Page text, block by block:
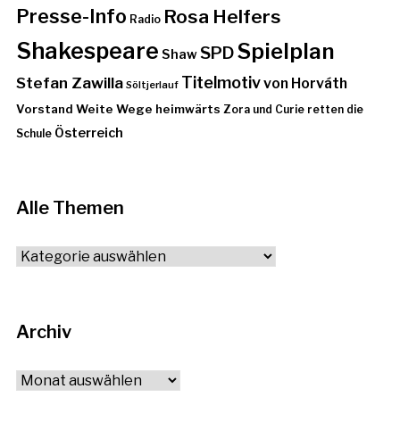
Presse-Info Radio Rosa Helfers
Shakespeare ShawSPDSpielplan
Stefan Zawilla Söltjerlauf Titelmotivvon Horváth
Vorstand Weite Wege heimwärts Zora und Curie retten die
Schule Österreich
Alle Themen
Alle
Archiv
Archiv